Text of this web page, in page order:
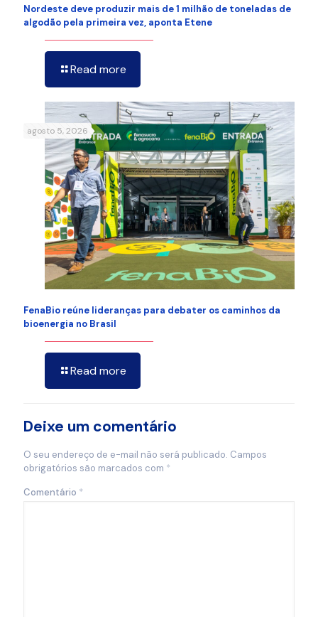
Nordeste deve produzir mais de 1 milhão de toneladas de
algodão pela primeira vez, aponta Etene
Read more
agosto 5, 2026
FenaBio reúne lideranças para debater os caminhos da
bioenergia no Brasil
Read more
Deixe um comentário
O seu endereço de e-mail não será publicado. Campos
obrigatórios são marcados com *
Comentário *